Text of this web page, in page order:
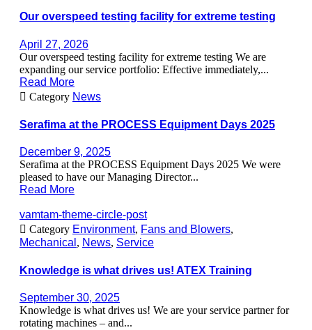
Our overspeed testing facility for extreme testing
April 27, 2026
Our overspeed testing facility for extreme testing We are
expanding our service portfolio: Effective immediately,...
Read More
 Category News
Serafima at the PROCESS Equipment Days 2025
December 9, 2025
Serafima at the PROCESS Equipment Days 2025 We were
pleased to have our Managing Director...
Read More
vamtam-theme-circle-post
 Category Environment, Fans and Blowers,
Mechanical , News, Service
Knowledge is what drives us! ATEX Training
September 30, 2025
Knowledge is what drives us! We are your service partner for
rotating machines – and...